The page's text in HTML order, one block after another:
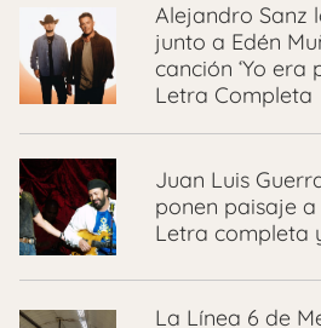
Alejandro Sanz
junto a Edén
canción ‘Yo era
Letra Completa
Juan Luis
ponen paisaje a
Letra completa
La Línea 6 de